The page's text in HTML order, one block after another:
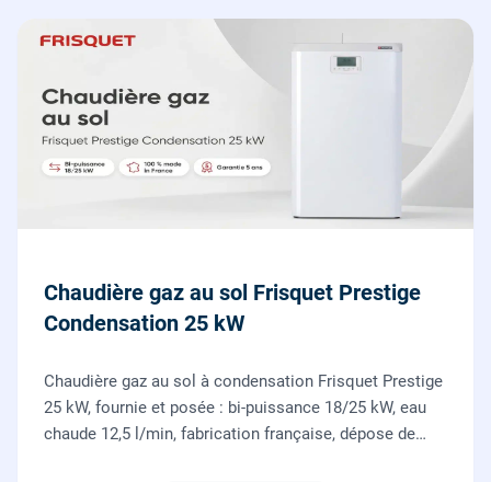
Chaudière gaz au sol Frisquet Prestige
Condensation 25 kW
Chaudière gaz au sol à condensation Frisquet Prestige
25 kW, fournie et posée : bi-puissance 18/25 kW, eau
chaude 12,5 l/min, fabrication française, dépose de